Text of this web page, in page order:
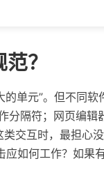
？
单元”。但不同
分隔符；网页编辑
类交互时，最担
如何工作？如果